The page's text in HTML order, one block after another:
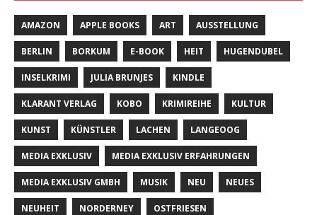
AMAZON APPLE BOOKS ART AUSSTELLUNG
BERLIN BORKUM E-BOOK HEIT HUGENDUBEL
INSELKRIMI JULIA BRUNJES KINDLE
KLARANT VERLAG KOBO KRIMIREIHE KULTUR
KUNST KÜNSTLER LACHEN LANGEOOG
MEDIA EXKLUSIV MEDIA EXKLUSIV ERFAHRUNGEN
MEDIA EXKLUSIV GMBH MUSIK NEU NEUES
NEUHEIT NORDERNEY OSTFRIESEN